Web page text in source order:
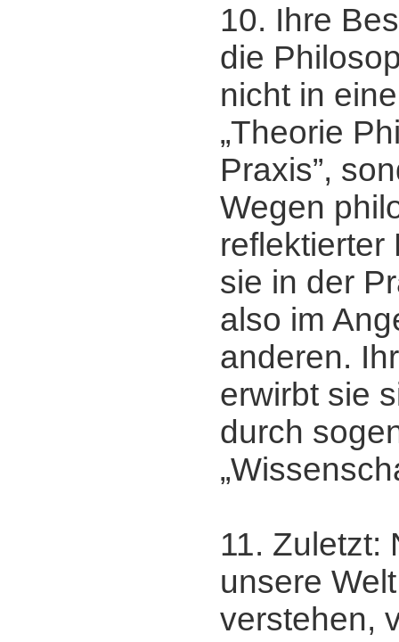
10. Ihre
die
nicht in
„Theorie
Praxis”,
Wegen
reflektierter
sie in der
also im
anderen.
erwirbt sie
durch
11. Zuletzt:
unsere
verstehen,